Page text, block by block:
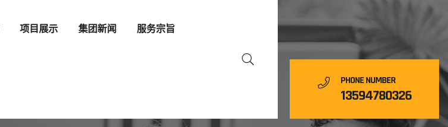
项目展示 集团新闻 服务宗旨
PHONE NUMBER
13594780326